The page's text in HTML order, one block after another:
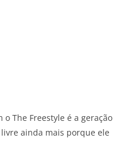
The Freestyle é a geração
ainda mais porque ele